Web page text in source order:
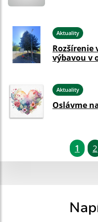
Aktuality
Rozšírenie
výbavou v
Aktuality
Oslávme
1 2